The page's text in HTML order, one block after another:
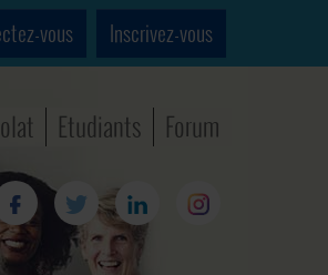
vous Inscrivez-vous
Etudiants Forum